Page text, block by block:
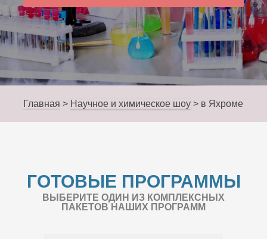
Главная > Научное и химическое шоу > в Яхроме
ГОТОВЫЕ ПРОГРАММЫ
ВЫБЕРИТЕ ОДИН ИЗ КОМПЛЕКСНЫХ
ПАКЕТОВ НАШИХ ПРОГРАММ